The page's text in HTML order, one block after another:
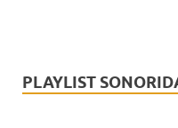
PLAYLIST